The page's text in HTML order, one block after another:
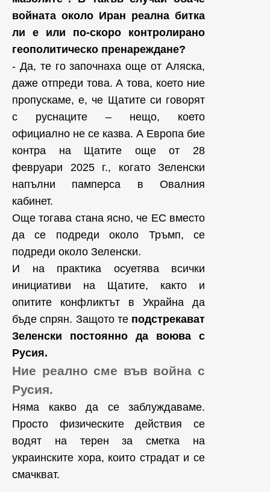
войната около Иран реална битка
ли е или по-скоро контролирано
геополитическо пренареждане?
- Да, те го започнаха още от Аляска,
даже отпреди това. А това, което ние
пропускаме, е, че Щатите си говорят
с руснаците – нещо, което
официално не се казва. А Европа бие
контра на Щатите още от 28
февруари 2025 г., когато Зеленски
напълни памперса в Овалния
кабинет.
Още тогава стана ясно, че ЕС вместо
да се подреди около Тръмп, се
подреди около Зеленски.
И на практика осуетява всички
инициативи на Щатите, както и
опитите конфликтът в Украйна да
бъде спрян. Защото те подстрекават
Зеленски постоянно да воюва с
Русия.
Ние реално сме във война с
Русия.
Няма какво да се заблуждаваме.
Просто физическите действия се
водят на терен за сметка на
украинските хора, които страдат и се
смачкват.